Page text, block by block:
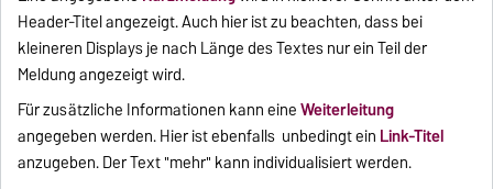
Header-Titel angezeigt. Auch hier ist zu beachten, dass bei
kleineren Displays je nach Länge des Textes nur ein Teil der
Meldung angezeigt wird.
Für zusätzliche Informationen kann eineWeiterleitung
angegeben werden. Hier ist ebenfalls unbedingt ein Link-Titel
anzugeben. Der Text "mehr" kann individualisiert werden.